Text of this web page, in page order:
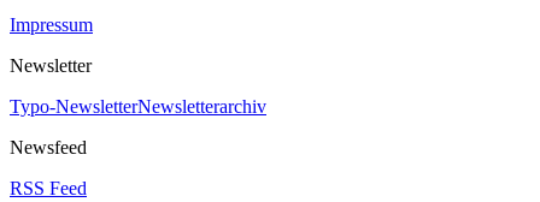
Impressum
Newsletter
Typo-NewsletterNewsletterarchiv
Newsfeed
RSS Feed